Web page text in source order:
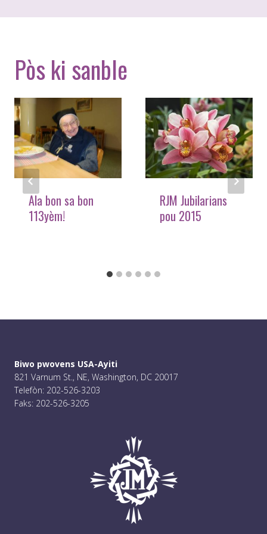
Pòs ki sanble
Ala bon sa bon
113yèm!
RJM Jubilarians
pou 2015
Biwo pwovens USA-Ayiti
821 Varnum St., NE, Washington, DC 20017
Telefòn: 202-526-3203
Faks: 202-526-3205